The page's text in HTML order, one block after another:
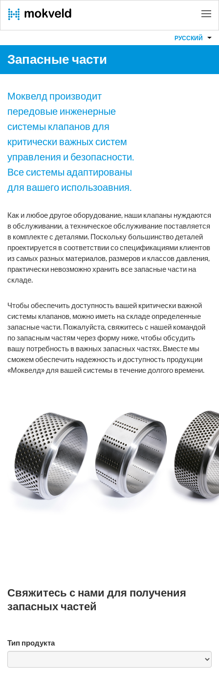
РУССКИЙ
Запасные части
Моквелд производит
передовые инженерные
системы клапанов для
критически важных систем
управления и безопасности.
Все системы адаптированы
для вашего использоавния.
Как и любое другое оборудование, наши клапаны нуждаются
в обслуживании, а техническое обслуживание поставляется
в комплекте с деталями. Поскольку большинство деталей
проектируется в соответствии со спецификациями клиентов
из самых разных материалов, размеров и классов давления,
практически невозможно хранить все запасные части на
складе.
Чтобы обеспечить доступность вашей критически важной
системы клапанов, можно иметь на складе определенные
запасные части. Пожалуйста, свяжитесь с нашей командой
по запасным частям через форму ниже, чтобы обсудить
вашу потребность в важных запасных частях. Вместе мы
сможем обеспечить надежность и доступность продукции
«Моквелд» для вашей системы в течение долгого времени.
Свяжитесь с нами для получения
запасных частей
Тип продукта